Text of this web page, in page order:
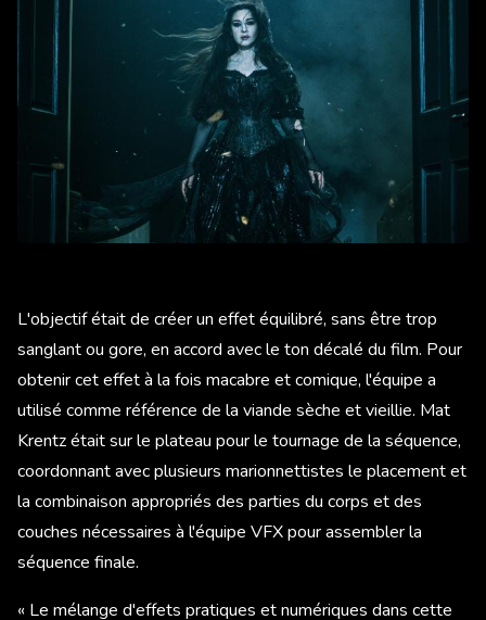
L'objectif était de créer un effet équilibré, sans être trop
sanglant ou gore, en accord avec le ton décalé du film. Pour
obtenir cet effet à la fois macabre et comique, l'équipe a
utilisé comme référence de la viande sèche et vieillie. Mat
Krentz était sur le plateau pour le tournage de la séquence,
coordonnant avec plusieurs marionnettistes le placement et
la combinaison appropriés des parties du corps et des
couches nécessaires à l'équipe VFX pour assembler la
séquence finale.
« Le mélange d'effets pratiques et numériques dans cette